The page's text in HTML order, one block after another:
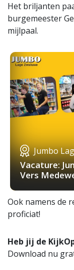
Het briljanten
burgemeester
mijlpaal.
Jumbo
Vacature:
Vers
Ook namens de
proficiat!
Heb jij de
Download nu